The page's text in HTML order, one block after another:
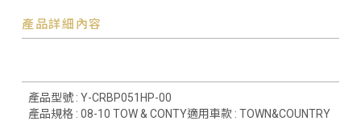
產品詳細內容
產品型號 : Y-CRBP051HP-00
產品規格 : 08-10 TOW & CONTY適用車款 : TOWN&COUNTRY